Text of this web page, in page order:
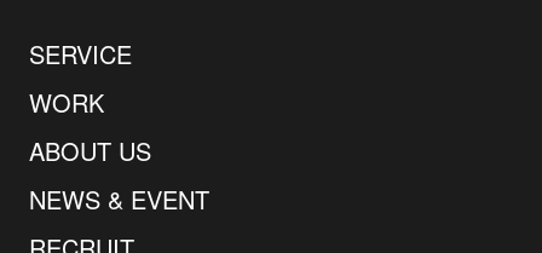
SERVICE
WORK
ABOUT US
NEWS & EVENT